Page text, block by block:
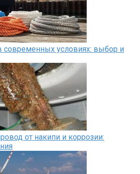
современных условиях: выбор и
от накипи и коррозии: